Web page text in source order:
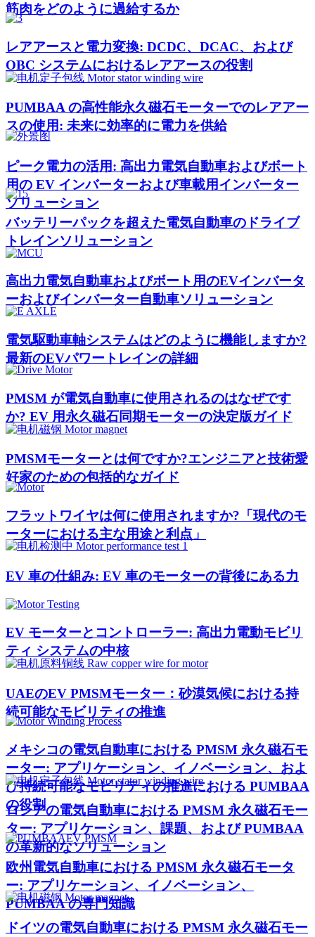
筋肉をどのように過給するか
レアアースと電力変換: DCDC、DCAC、および
OBC システムにおけるレアアースの役割
PUMBAA の高性能永久磁石モーターでのレアアー
スの使用: 未来に効率的に電力を供給
ピーク電力の活用: 高出力電気自動車およびボート
用の EV インバーターおよび車載用インバーター
ソリューション
バッテリーパックを超えた電気自動車のドライブ
トレインソリューション
高出力電気自動車およびボート用のEVインバータ
ーおよびインバーター自動車ソリューション
電気駆動車軸システムはどのように機能しますか?
最新のEVパワートレインの詳細
PMSM が電気自動車に使用されるのはなぜです
か? EV 用永久磁石同期モーターの決定版ガイド
PMSMモーターとは何ですか?エンジニアと技術愛
好家のための包括的なガイド
フラットワイヤは何に使用されますか?「現代のモ
ーターにおける主な用途と利点」
EV 車の仕組み: EV 車のモーターの背後にある力
EV モーターとコントローラー: 高出力電動モビリ
ティ システムの中核
UAEのEV PMSMモーター：砂漠気候における持
続可能なモビリティの推進
メキシコの電気自動車における PMSM 永久磁石モ
ーター: アプリケーション、イノベーション、およ
び持続可能なモビリティの推進における PUMBAA
の役割
ロシアの電気自動車における PMSM 永久磁石モー
ター: アプリケーション、課題、および PUMBAA
の革新的なソリューション
欧州電気自動車における PMSM 永久磁石モータ
ー: アプリケーション、イノベーション、
PUMBAA の専門知識
ドイツの電気自動車における PMSM 永久磁石モー